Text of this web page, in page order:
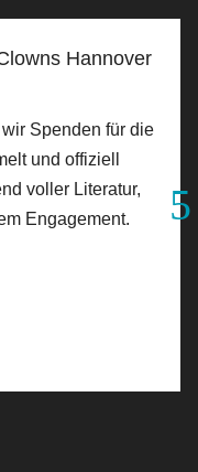
Hannover
Spenden für die
und offiziell
voller Literatur,
Engagement.